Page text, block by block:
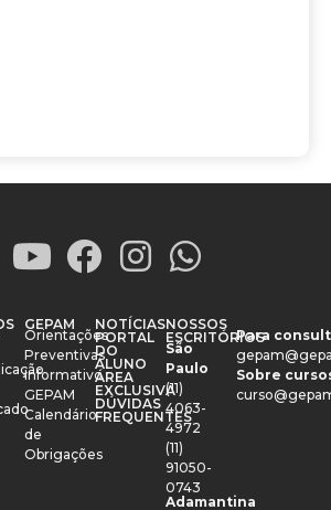
GEPAM
Orientações
Preventivas
Informativo
GEPAM
Calendário
de
Obrigações
NOTÍCIAS
PORTAL
DO
ALUNO
ÁREA
EXCLUSIVA
DÚVIDAS
FREQUENTES
NOSSOS
ESCRITÓRIOS
São
Paulo
(11)
4063-
4972
(11)
91050-
0743
Adamantina
Para
Sobre